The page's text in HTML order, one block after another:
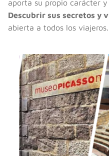
aporta su propio carácter
Descubrir sus secretos y
abierta a todos los viajeros.